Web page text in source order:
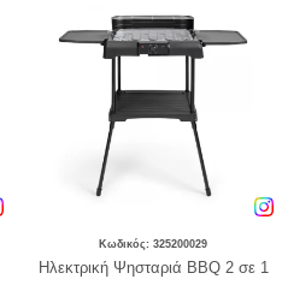
Κωδικός: 325200029
Hλεκτρική Ψησταριά BBQ 2 σε 1